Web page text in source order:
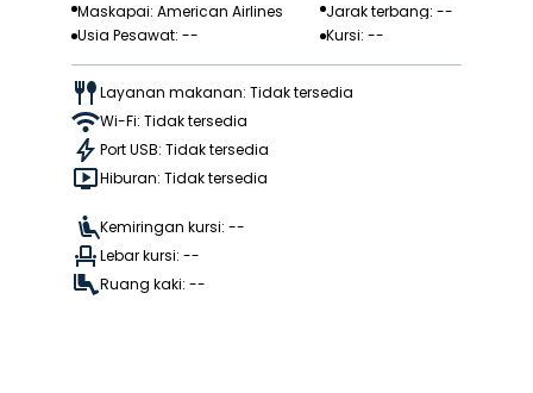
Maskapai: American Airlines
Jarak terbang: --
Usia Pesawat: --
Kursi: --
Layanan makanan: Tidak tersedia
Wi-Fi: Tidak tersedia
Port USB: Tidak tersedia
Hiburan: Tidak tersedia
Kemiringan kursi: --
Lebar kursi: --
Ruang kaki: --